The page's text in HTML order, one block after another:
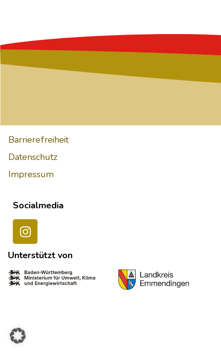
Barrierefreiheit
Datenschutz
Impressum
Socialmedia
Unterstützt von